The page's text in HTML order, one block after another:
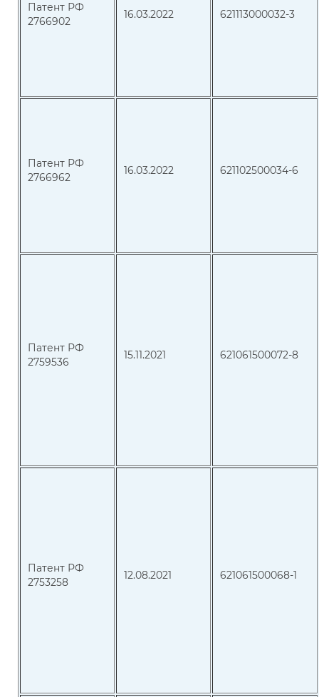
Патент РФ
2766902
16.03.2022 621113000032-3
Патент РФ
2766962
16.03.2022 621102500034-6
Патент РФ
2759536
15.11.2021 621061500072-8
Патент РФ
2753258
12.08.2021 621061500068-1